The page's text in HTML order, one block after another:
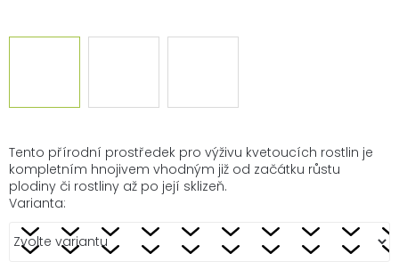
Tento přírodní prostředek pro výživu kvetoucích rostlin je
kompletním hnojivem vhodným již od začátku růstu
plodiny či rostliny až po její sklizeň.
Varianta: